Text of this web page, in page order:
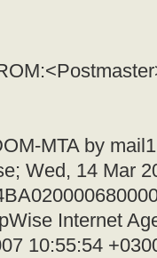
MTA by
Wed, 14 Mar
Internet
10:55:54